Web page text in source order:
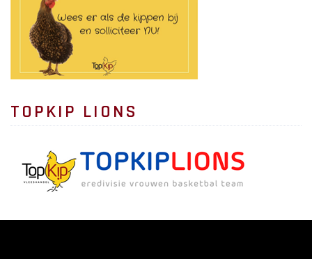
TOPKIP LIONS